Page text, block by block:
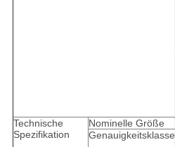
Technische
Spezifikation
Nominelle Größe
Genauigkeitsklasse